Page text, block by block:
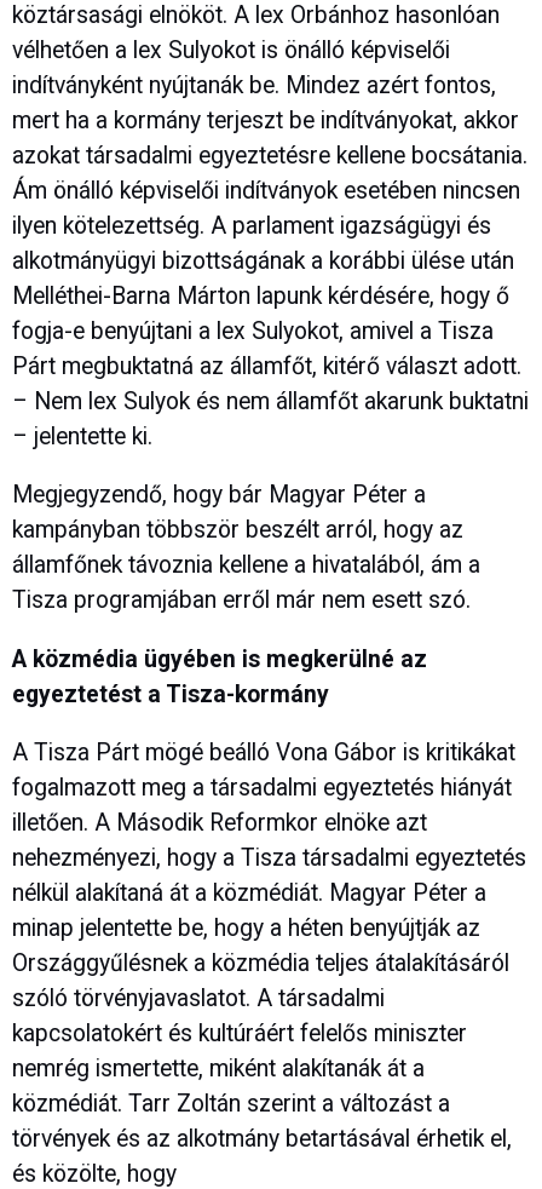
köztársasági elnököt. A lex Orbánhoz hasonlóan
vélhetően a lex Sulyokot is önálló képviselői
indítványként nyújtanák be. Mindez azért fontos,
mert ha a kormány terjeszt be indítványokat, akkor
azokat társadalmi egyeztetésre kellene bocsátania.
Ám önálló képviselői indítványok esetében nincsen
ilyen kötelezettség. A parlament igazságügyi és
alkotmányügyi bizottságának a korábbi ülése után
Melléthei-Barna Márton lapunk kérdésére, hogy ő
fogja-e benyújtani a lex Sulyokot, amivel a Tisza
Párt megbuktatná az államfőt, kitérő választ adott.
– Nem lex Sulyok és nem államfőt akarunk buktatni
– jelentette ki.
Megjegyzendő, hogy bár Magyar Péter a
kampányban többször beszélt arról, hogy az
államfőnek távoznia kellene a hivatalából, ám a
Tisza programjában erről már nem esett szó.
A közmédia ügyében is megkerülné az
egyeztetést a Tisza-kormány
A Tisza Párt mögé beálló Vona Gábor is kritikákat
fogalmazott meg a társadalmi egyeztetés hiányát
illetően. A Második Reformkor elnöke azt
nehezményezi, hogy a Tisza társadalmi egyeztetés
nélkül alakítaná át a közmédiát. Magyar Péter a
minap jelentette be, hogy a héten benyújtják az
Országgyűlésnek a közmédia teljes átalakításáról
szóló törvényjavaslatot. A társadalmi
kapcsolatokért és kultúráért felelős miniszter
nemrég ismertette, miként alakítanák át a
közmédiát. Tarr Zoltán szerint a változást a
törvények és az alkotmány betartásával érhetik el,
és közölte, hogy